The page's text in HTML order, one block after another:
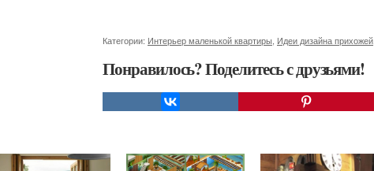
Категории: Интерьер маленькой квартиры Идеи дизайна прихожей
Понравилось? Поделитесь с друзьями!